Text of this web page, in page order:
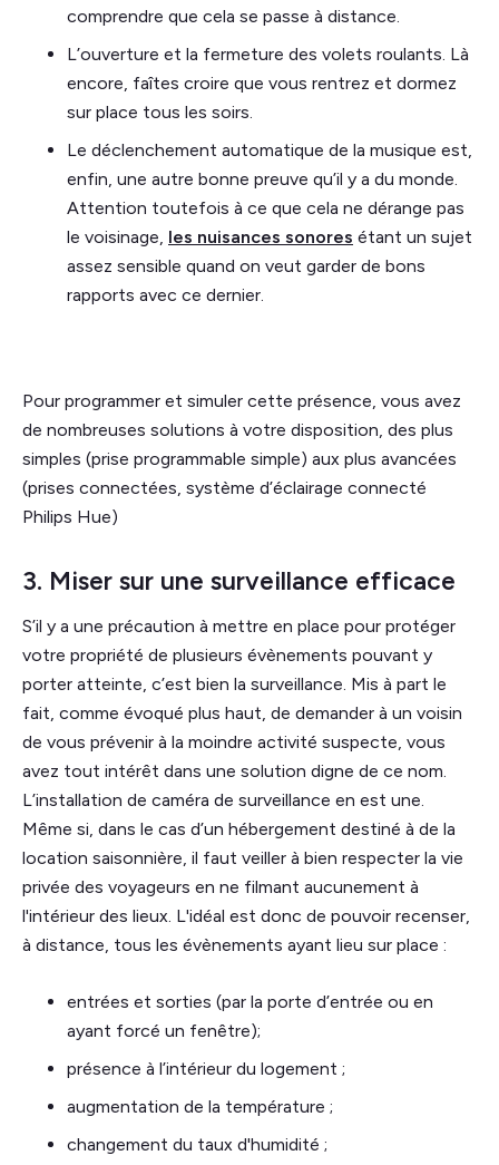
comprendre que cela se passe à distance.
L’ouverture et la fermeture des volets roulants. Là
encore, faîtes croire que vous rentrez et dormez
sur place tous les soirs.
Le déclenchement automatique de la musique est,
enfin, une autre bonne preuve qu’il y a du monde.
Attention toutefois à ce que cela ne dérange pas
le voisinage, les nuisances sonores étant un sujet
assez sensible quand on veut garder de bons
rapports avec ce dernier.
Pour programmer et simuler cette présence, vous avez
de nombreuses solutions à votre disposition, des plus
simples (prise programmable simple) aux plus avancées
(prises connectées, système d’éclairage connecté
Philips Hue)
3. Miser sur une surveillance efficace
S’il y a une précaution à mettre en place pour protéger
votre propriété de plusieurs évènements pouvant y
porter atteinte, c’est bien la surveillance. Mis à part le
fait, comme évoqué plus haut, de demander à un voisin
de vous prévenir à la moindre activité suspecte, vous
avez tout intérêt dans une solution digne de ce nom.
L’installation de caméra de surveillance en est une.
Même si, dans le cas d’un hébergement destiné à de la
location saisonnière, il faut veiller à bien respecter la vie
privée des voyageurs en ne filmant aucunement à
l'intérieur des lieux. L'idéal est donc de pouvoir recenser,
à distance, tous les évènements ayant lieu sur place :
entrées et sorties (par la porte d’entrée ou en
ayant forcé un fenêtre);
présence à l’intérieur du logement ;
augmentation de la température ;
changement du taux d'humidité ;